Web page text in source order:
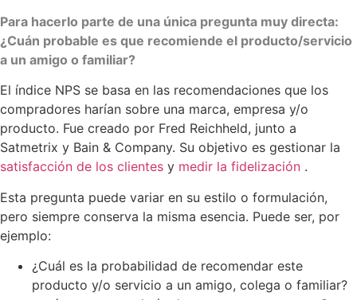
Para hacerlo parte de una única pregunta muy directa:
¿Cuán probable es que recomiende el producto/servicio
a un amigo o familiar?
El índice NPS se basa en las recomendaciones que los
compradores harían sobre una marca, empresa y/o
producto. Fue creado por Fred Reichheld, junto a
Satmetrix y Bain & Company. Su objetivo es gestionar la
satisfacción de los clientes y medir la fidelización .
Esta pregunta puede variar en su estilo o formulación,
pero siempre conserva la misma esencia. Puede ser, por
ejemplo:
¿Cuál es la probabilidad de recomendar este
producto y/o servicio a un amigo, colega o familiar?